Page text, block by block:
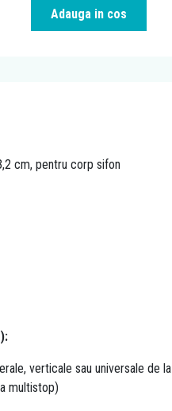
Adauga in cos
cm, pentru corp sifon
verticale sau universale de
multistop)